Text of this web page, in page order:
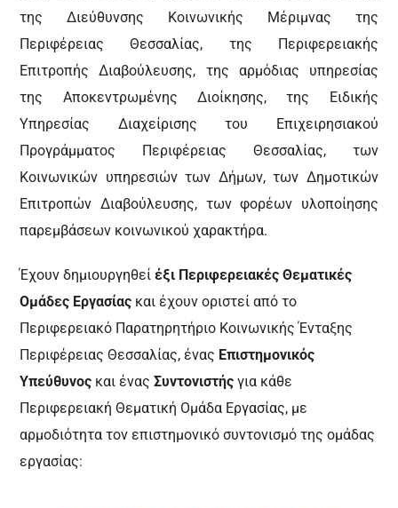
της Διεύθυνσης Κοινωνικής Μέριμνας της
Περιφέρειας Θεσσαλίας, της Περιφερειακής
Επιτροπής Διαβούλευσης, της αρμόδιας υπηρεσίας
της Αποκεντρωμένης Διοίκησης, της Ειδικής
Υπηρεσίας Διαχείρισης του Επιχειρησιακού
Προγράμματος Περιφέρειας Θεσσαλίας, των
Κοινωνικών υπηρεσιών των Δήμων, των Δημοτικών
Επιτροπών Διαβούλευσης, των φορέων υλοποίησης
παρεμβάσεων κοινωνικού χαρακτήρα.
Έχουν δημιουργηθείέξι Περιφερειακές Θεματικές
Ομάδες Εργασίας και έχουν οριστεί από το
Περιφερειακό Παρατηρητήριο Κοινωνικής Ένταξης
Περιφέρειας Θεσσαλίας, ένας Επιστημονικός
Υπεύθυνος και έναςΣυντονιστής για κάθε
Περιφερειακή Θεματική Ομάδα Εργασίας, με
αρμοδιότητα τον επιστημονικό συντονισμό της ομάδας
εργασίας: